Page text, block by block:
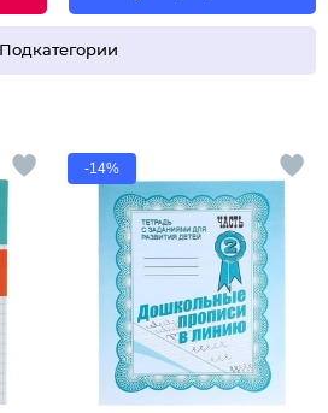
Подкатегории
-14%